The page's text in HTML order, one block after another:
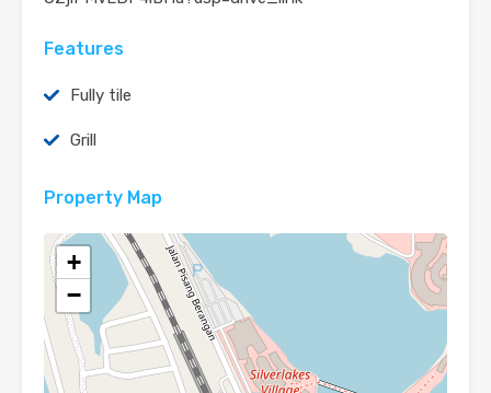
Features
Fully tile
Grill
Property Map
+
−